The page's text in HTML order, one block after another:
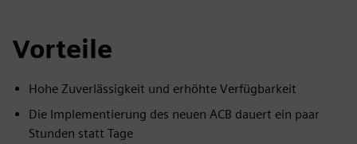
Vorteile
Hohe Zuverlässigkeit und erhöhte Verfügbarkeit
Die Implementierung des neuen ACB dauert ein paar
Stunden statt Tage